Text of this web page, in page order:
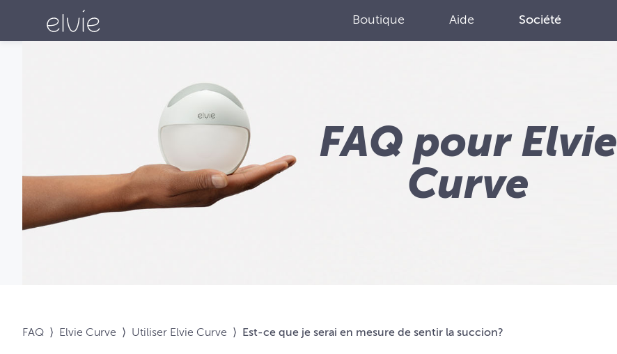
Boutique Aide Société
FAQ pour Elvie
Curve
FAQ ⟩ Elvie Curve ⟩ Utiliser Elvie Curve ⟩ Est-ce que je serai en mesure de sentir la succion?